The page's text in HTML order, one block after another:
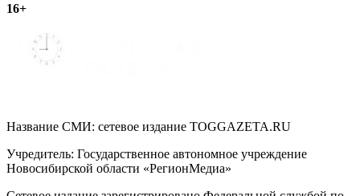
16+
Название СМИ: cетевое издание TOGGAZETA.RU
Учредитель: Государственное автономное учреждение
Новосибирской области «РегионМедиа»